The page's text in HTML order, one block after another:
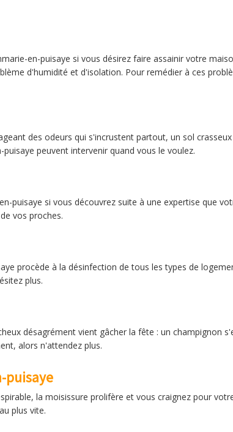
en-puisaye si vous désirez faire assainir votre
d'humidité et d'isolation. Pour remédier à ces
des odeurs qui s'incrustent partout, un sol
peuvent intervenir quand vous le voulez.
puisaye si vous découvrez suite à une expertise que
vos proches.
procède à la désinfection de tous les types de
plus.
désagrément vient gâcher la fête : un champignon
alors n'attendez plus.
puisaye
la moisissure prolifère et vous craignez pour
plus vite.